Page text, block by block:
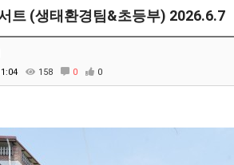
트 (생태환경팀&초등부) 2026.6.7
158 0 0